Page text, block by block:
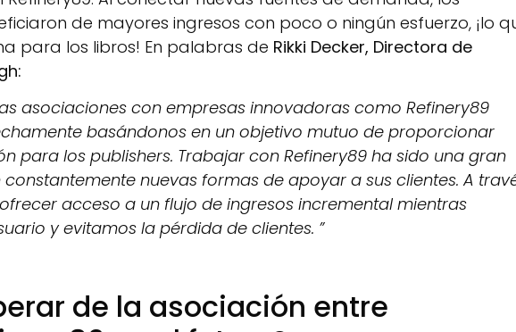
de mayores ingresos con poco o ningún esfuerzo, ¡lo
para los libros! En palabras de Rikki Decker, Directora de
asociaciones con empresas innovadoras como Refinery89
basándonos en un objetivo mutuo de proporcionar
para los publishers. Trabajar con Refinery89 ha sido una gran
nuevas formas de apoyar a sus clientes. A
acceso a un flujo de ingresos incremental mientras
y evitamos la pérdida de clientes. ”
de la asociación entre